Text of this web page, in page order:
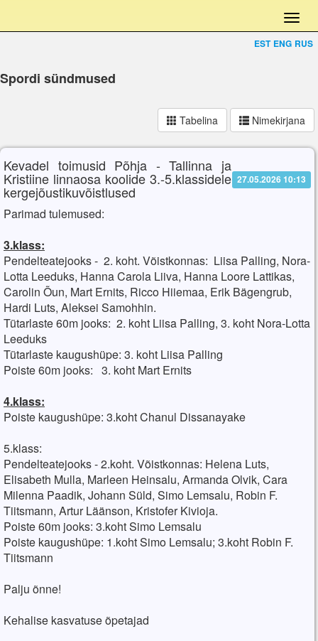
EST ENG RUS
Spordi sündmused
Tabelina Nimekirjana
Kevadel toimusid Põhja - Tallinna ja
Kristiine linnaosa koolide 3.-5.klassidele
kergejõustikuvõistlused
27.05.2026 10:13
Parimad tulemused:
3.klass:
Pendelteatejooks - 2. koht. Võistkonnas: Liisa Palling, Nora-
Lotta Leeduks, Hanna Carola Liiva, Hanna Loore Lattikas,
Carolin Õun, Mart Ernits, Ricco Hiiemaa, Erik Bägengrub,
Hardi Luts, Aleksei Samohhin.
Tütarlaste 60m jooks: 2. koht Liisa Palling, 3. koht Nora-Lotta
Leeduks
Tütarlaste kaugushüpe: 3. koht Liisa Palling
Poiste 60m jooks: 3. koht Mart Ernits
4.klass:
Poiste kaugushüpe: 3.koht Chanul Dissanayake
5.klass:
Pendelteatejooks - 2.koht. Võistkonnas: Helena Luts,
Elisabeth Mulla, Marleen Heinsalu, Armanda Olvik, Cara
Milenna Paadik, Johann Süld, Simo Lemsalu, Robin F.
Tiitsmann, Artur Läänson, Kristofer Kivioja.
Poiste 60m jooks: 3.koht Simo Lemsalu
Poiste kaugushüpe: 1.koht Simo Lemsalu; 3.koht Robin F.
Tiitsmann
Palju õnne!
Kehalise kasvatuse õpetajad